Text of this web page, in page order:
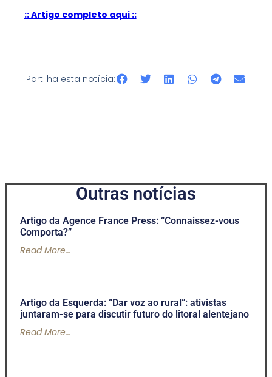
:: Artigo completo aqui ::
Partilha esta notícia:
Outras notícias
Artigo da Agence France Press: “Connaissez-vous
Comporta?”
Read More...
Artigo da Esquerda: “Dar voz ao rural”: ativistas
juntaram-se para discutir futuro do litoral alentejano
Read More...